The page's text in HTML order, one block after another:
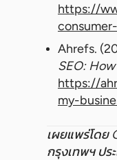
https://
Ahrefs.
SEO:
https://
my-
เผยแพร่โดย
กรุงเทพฯ ปร